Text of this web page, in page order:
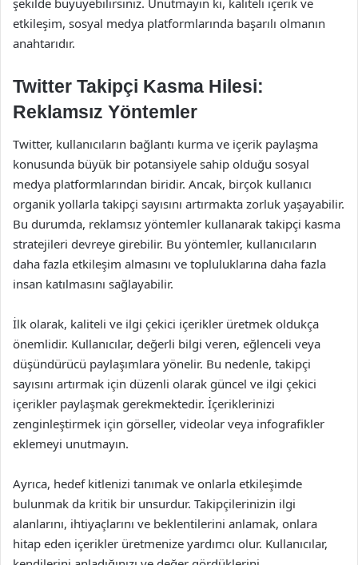
şekilde büyüyebilirsiniz. Unutmayın ki, kaliteli içerik ve
etkileşim, sosyal medya platformlarında başarılı olmanın
anahtarıdır.
Twitter Takipçi Kasma Hilesi:
Reklamsız Yöntemler
Twitter, kullanıcıların bağlantı kurma ve içerik paylaşma
konusunda büyük bir potansiyele sahip olduğu sosyal
medya platformlarından biridir. Ancak, birçok kullanıcı
organik yollarla takipçi sayısını artırmakta zorluk yaşayabilir.
Bu durumda, reklamsız yöntemler kullanarak takipçi kasma
stratejileri devreye girebilir. Bu yöntemler, kullanıcıların
daha fazla etkileşim almasını ve topluluklarına daha fazla
insan katılmasını sağlayabilir.
İlk olarak, kaliteli ve ilgi çekici içerikler üretmek oldukça
önemlidir. Kullanıcılar, değerli bilgi veren, eğlenceli veya
düşündürücü paylaşımlara yönelir. Bu nedenle, takipçi
sayısını artırmak için düzenli olarak güncel ve ilgi çekici
içerikler paylaşmak gerekmektedir. İçeriklerinizi
zenginleştirmek için görseller, videolar veya infografikler
eklemeyi unutmayın.
Ayrıca, hedef kitlenizi tanımak ve onlarla etkileşimde
bulunmak da kritik bir unsurdur. Takipçilerinizin ilgi
alanlarını, ihtiyaçlarını ve beklentilerini anlamak, onlara
hitap eden içerikler üretmenize yardımcı olur. Kullanıcılar,